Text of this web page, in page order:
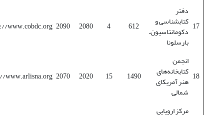
17
دفتر
کتابشناسی و
دکومانتاسیون‌ـ
بارسلونا
612
4
2080
2090
www.cobdc.org/
18
انجمن
کتابخانه‌های
هنر آمریکای
شمالی
1490
15
2020
2070
www.arlisna.org/
مرکز اروپایی